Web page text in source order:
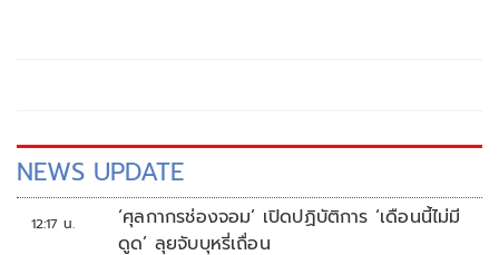
NEWS UPDATE
12:17 น.
‘ศุลกากรช่องจอม’ เปิดปฏิบัติการ ‘เดือนนี้ไม่มี
ดูด’ ลุยจับบุหรี่เถื่อน